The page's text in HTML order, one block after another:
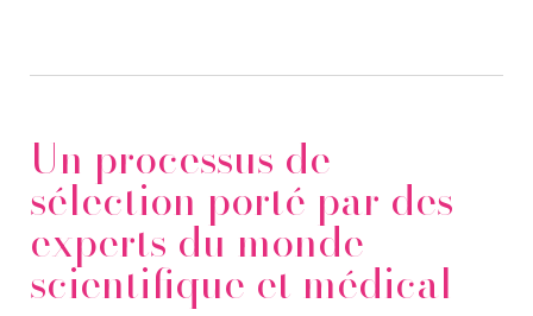
Un processus de
sélection porté par des
experts du monde
scientifique et médical